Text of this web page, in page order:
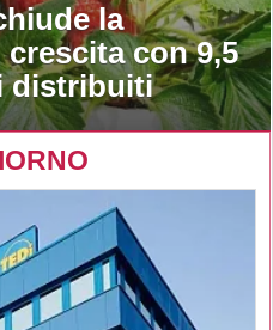
la
con 9,5
distribuiti